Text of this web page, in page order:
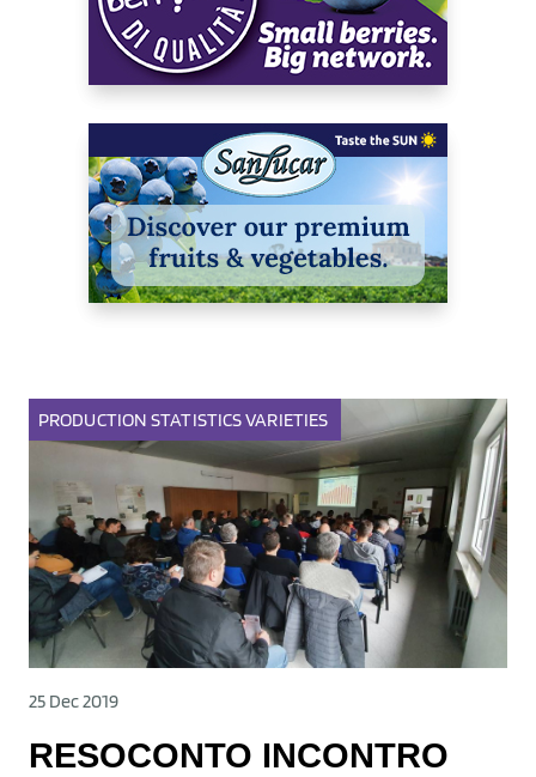
PRODUCTION STATISTICSVARIETIES
25 Dec 2019
RESOCONTO INCONTRO